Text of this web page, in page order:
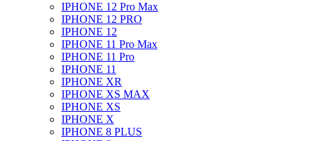
IPHONE 12 Pro Max
IPHONE 12 PRO
IPHONE 12
IPHONE 11 Pro Max
IPHONE 11 Pro
IPHONE 11
IPHONE XR
IPHONE XS MAX
IPHONE XS
IPHONE X
IPHONE 8 PLUS